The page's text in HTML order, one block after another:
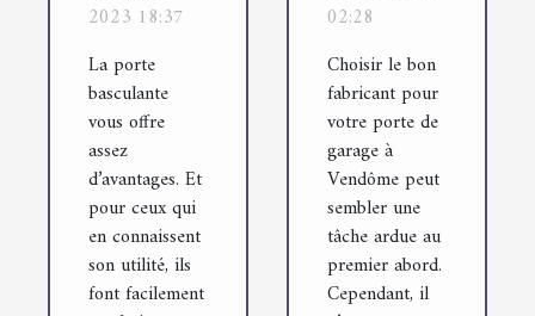
une porte
basculante
pour votre
garage ?
2023 18:37
La porte
basculante
vous offre
assez
d’avantages. Et
pour ceux qui
en connaissent
son utilité, ils
font facilement
pour votre
porte de
garage à
Vendôme
02:28
Choisir le bon
fabricant pour
votre porte de
garage à
Vendôme peut
sembler une
tâche ardue au
premier abord.
Cependant, il